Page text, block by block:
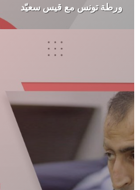
ورطة تونس مع قيس سعيّد